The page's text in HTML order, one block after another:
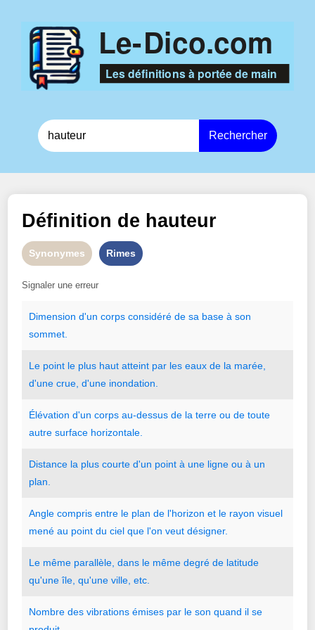
Rechercher
Définition de hauteur
Synonymes Rimes
Signaler une erreur
Dimension d'un corps considéré de sa base à son
sommet.
Le point le plus haut atteint par les eaux de la marée
d'une crue ,d'une inondation.
Élévation d'un corps au-dessus de la terre ou de toute
autre surface horizontale.
Distance la plus courte d'un point à une ligne ou à un
plan.
Angle compris entre le plan de l'horizon et le rayon visuel
mené au point du ciel que l'on veut désigner.
Le même parallèle ,dans le même degré de latitude
qu'une île ,qu'une ville ,etc.
Nombre des vibrations émises par le son quand il se